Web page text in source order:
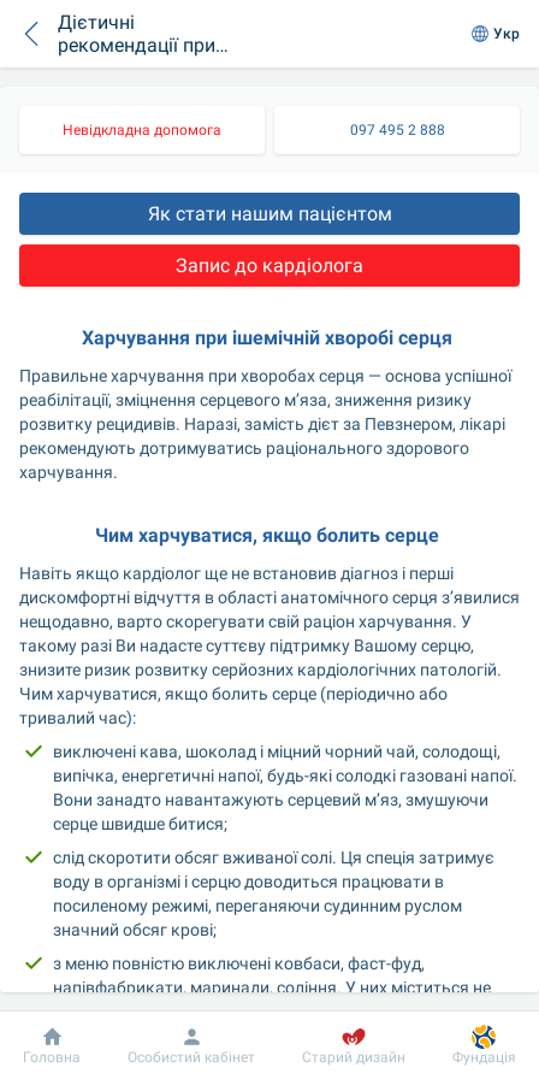
Дієтичні
рекомендації при
ішемічній хворобі
Укр
Невідкладна допомога 097 495 2 888
Як стати нашим пацієнтом
Запис до кардіолога
Харчування при ішемічній хворобі серця
Правильне харчування при хворобах серця — основа успішної
реабілітації, зміцнення серцевого м’яза, зниження ризику
розвитку рецидивів. Наразі, замість дієт за Певзнером, лікарі
рекомендують дотримуватись раціонального здорового
харчування.
Чим харчуватися, якщо болить серце
Навіть якщо кардіолог ще не встановив діагноз і перші
дискомфортні відчуття в області анатомічного серця з’явилися
нещодавно, варто скорегувати свій раціон харчування. У
такому разі Ви надасте суттєву підтримку Вашому серцю,
знизите ризик розвитку серйозних кардіологічних патологій.
Чим харчуватися, якщо болить серце (періодично або
тривалий час):
виключені кава, шоколад і міцний чорний чай, солодощі,
випічка, енергетичні напої, будь-які солодкі газовані напої.
Вони занадто навантажують серцевий м’яз, змушуючи
серце швидше битися;
слід скоротити обсяг вживаної солі. Ця спеція затримує
воду в організмі і серцю доводиться працювати в
посиленому режимі, переганяючи судинним руслом
значний обсяг крові;
з меню повністю виключені ковбаси, фаст-фуд,
напівфабрикати, маринади, соління. У них міститься не
тільки велика кількість солі, але і хімічні добавки, які
негативно впливають на роботу серця;
у раціоні повинні бути риба і морепродукти, нежирне м’ясо,
Добробут Інформація Пацієнту
Головна Особистий кабінет Старий дизайн Фундація